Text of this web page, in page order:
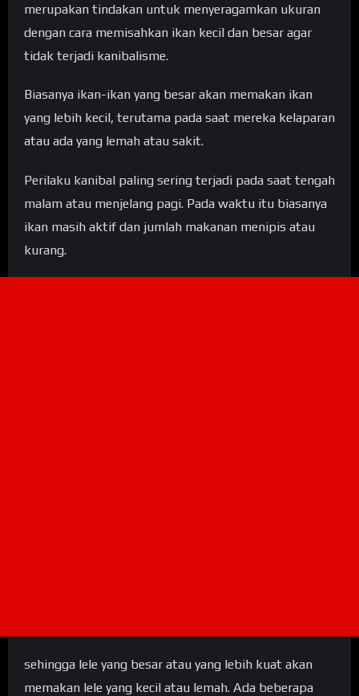
merupakan tindakan untuk menyeragamkan ukuran
dengan cara memisahkan ikan kecil dan besar agar
tidak terjadi kanibalisme.
Biasanya ikan-ikan yang besar akan memakan ikan
yang lebih kecil, terutama pada saat mereka kelaparan
atau ada yang lemah atau sakit.
Perilaku kanibal paling sering terjadi pada saat tengah
malam atau menjelang pagi. Pada waktu itu biasanya
ikan masih aktif dan jumlah makanan menipis atau
kurang.
sehingga lele yang besar atau yang lebih kuat akan
memakan lele yang kecil atau lemah. Ada beberapa